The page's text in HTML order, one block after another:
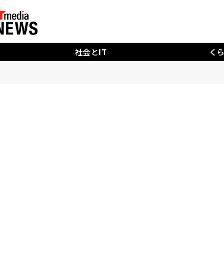
社会とIT く